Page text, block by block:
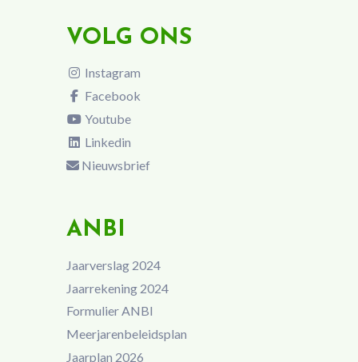
VOLG ONS
Instagram
Facebook
Youtube
Linkedin
Nieuwsbrief
ANBI
Jaarverslag 2024
Jaarrekening 2024
Formulier ANBI
Meerjarenbeleidsplan
Jaarplan 2026